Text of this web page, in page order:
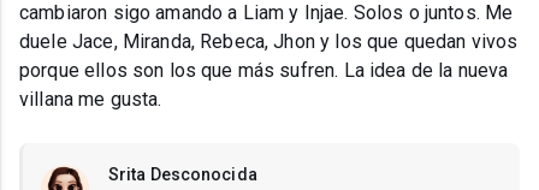
cambiaron sigo amando a Liam y Injae. Solos o juntos. Me
duele Jace, Miranda, Rebeca, Jhon y los que quedan vivos
porque ellos son los que más sufren. La idea de la nueva
villana me gusta.
Srita Desconocida